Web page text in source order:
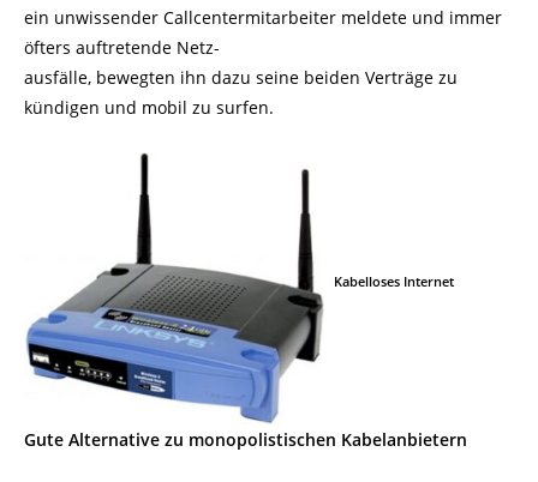
ein unwissender Callcentermitarbeiter meldete und immer
öfters auftretende Netz-
ausfälle, bewegten ihn dazu seine beiden Verträge zu
kündigen und mobil zu surfen.
Kabelloses Internet
Gute Alternative zu monopolistischen Kabelanbietern